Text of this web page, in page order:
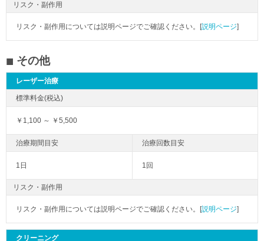
リスク・副作用
リスク・副作用については説明ページでご確認ください。[説明ページ]
その他
レーザー治療
￥1,100 ～ ￥5,500
1日 1回
リスク・副作用
リスク・副作用については説明ページでご確認ください。[説明ページ]
クリーニング